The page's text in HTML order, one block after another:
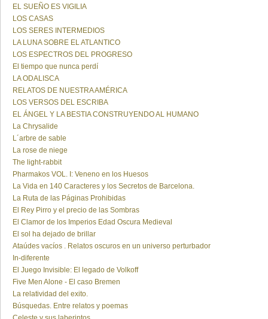
EL SUEÑO ES VIGILIA
LOS CASAS
LOS SERES INTERMEDIOS
LA LUNA SOBRE EL ATLANTICO
LOS ESPECTROS DEL PROGRESO
El tiempo que nunca perdí
LA ODALISCA
RELATOS DE NUESTRA AMÉRICA
LOS VERSOS DEL ESCRIBA
EL ÁNGEL Y LA BESTIA CONSTRUYENDO AL HUMANO
La Chrysalide
L´arbre de sable
La rose de niege
The light-rabbit
Pharmakos VOL. I: Veneno en los Huesos
La Vida en 140 Caracteres y los Secretos de Barcelona.
La Ruta de las Páginas Prohibidas
El Rey Pirro y el precio de las Sombras
El Clamor de los Imperios Edad Oscura Medieval
El sol ha dejado de brillar
Ataúdes vacíos . Relatos oscuros en un universo perturbador
In-diferente
El Juego Invisible: El legado de Volkoff
Five Men Alone - El caso Bremen
La relatividad del exito.
Búsquedas. Entre relatos y poemas